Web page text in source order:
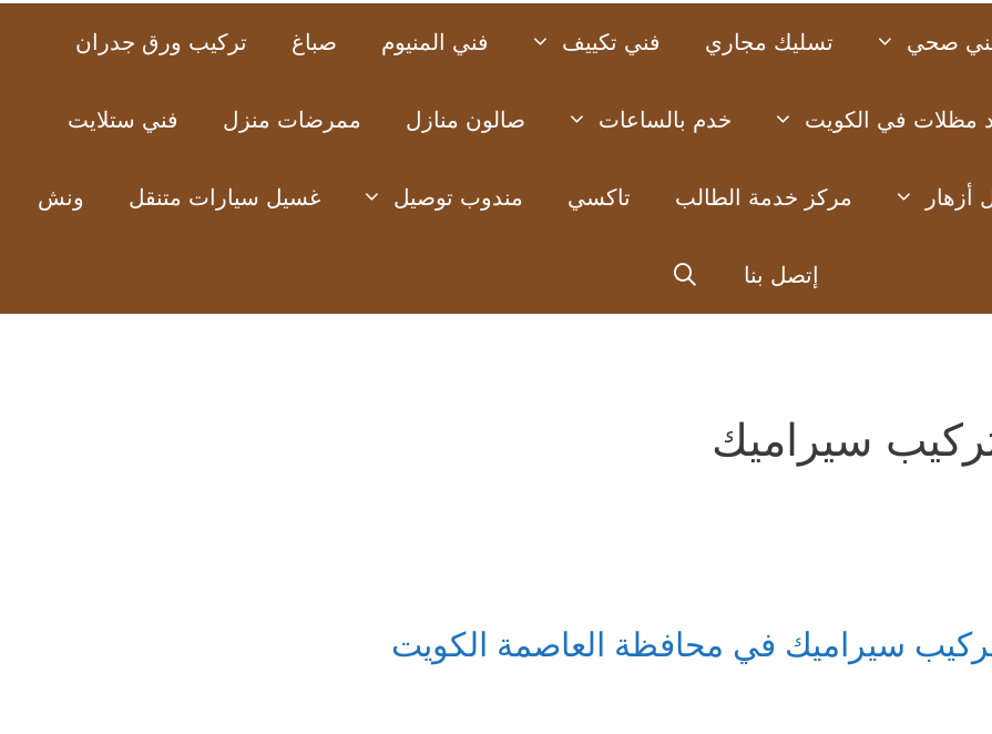
صحي تسليك مجاري فني تكييف فني المنيوم صباغ تركيب ورق جدران
مظلات في الكويت خدم بالساعات صالون منازل ممرضات منزل فني ستلايت
أزهار مركز خدمة الطالب تاكسي مندوب توصيل غسيل سيارات متنقل ونش
إتصل بنا
سيراميك
سيراميك في محافظة العاصمة الكويت